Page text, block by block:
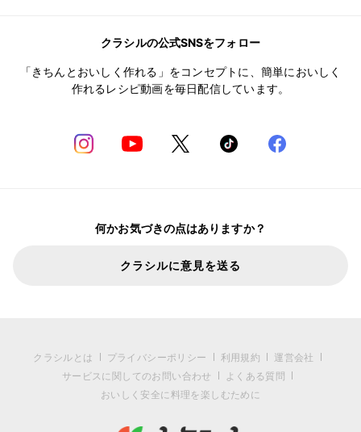
クラシルの公式SNSをフォロー
「きちんとおいしく作れる」をコンセプトに、簡単においしく
作れるレシピ動画を毎日配信しています。
何かお気づきの点はありますか？
クラシルに意見を送る
クラシルとは プライバシーポリシー 利用規約
運営会社
サービスに関してのお問い合わせ
よくある質問
おいしく安全に料理を楽しむために